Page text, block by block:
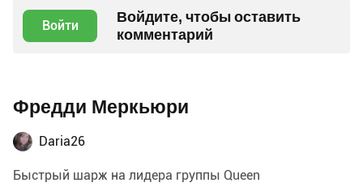
Войти
Войдите, чтобы оставить
комментарий
Фредди Меркьюри
Daria26
Быстрый шарж на лидера группы Queen